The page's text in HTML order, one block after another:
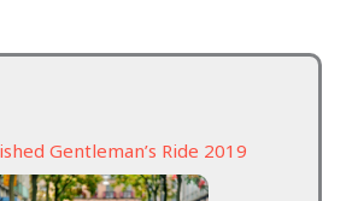
Gentleman’s Ride 2019